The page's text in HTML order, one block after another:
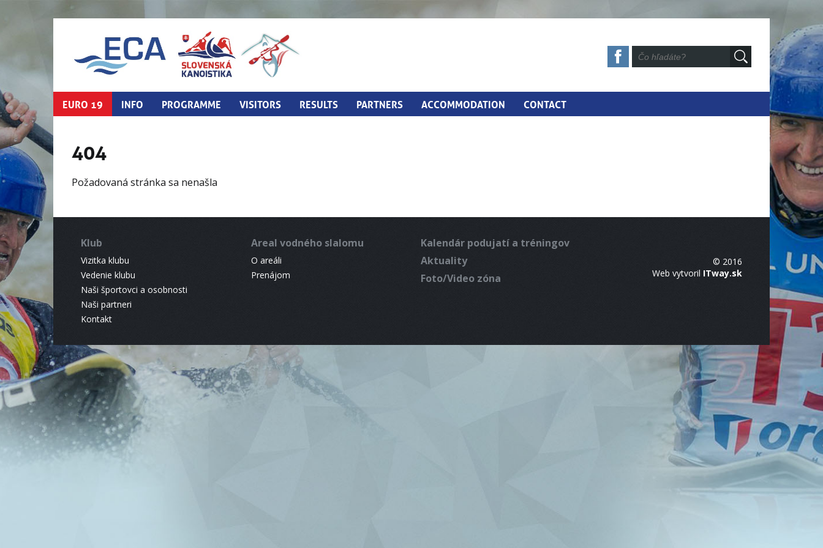
EURO 19 INFO PROGRAMME VISITORS RESULTS PARTNERS ACCOMMODATION CONTACT
404
Požadovaná stránka sa nenašla
Klub
Vizitka klubu
Vedenie klubu
Naši športovci a osobnosti
Naši partneri
Kontakt
Areal vodného slalomu
O areáli
Prenájom
Kalendár podujatí a tréningov
Aktuality
Foto/Video zóna
© 2016
Web vytvoril ITway.sk